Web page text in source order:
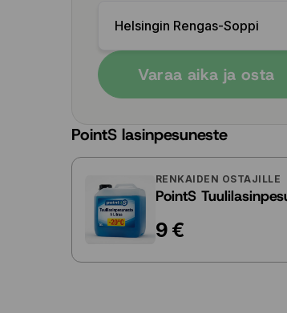
Helsingin Rengas-Soppi
Varaa aika ja osta
PointS lasinpesuneste
RENKAIDEN OSTAJILLE
PointS
9 €